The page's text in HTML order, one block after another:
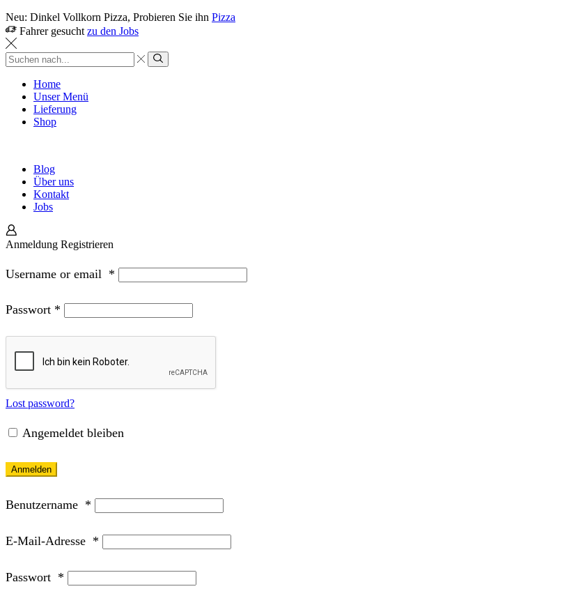
Neu: Dinkel Vollkorn Pizza, Probieren Sie ihn Pizza
Fahrer gesucht zu den Jobs
Sucheingabe
Suche
Home
Unser Menü
Lieferung
Shop
Blog
Über uns
Kontakt
Jobs
Anmeldung Registrieren
Username or email *
Passwort *
Lost password?
Angemeldet bleiben
Anmelden
Benutzername *
E-Mail-Adresse *
Passwort *